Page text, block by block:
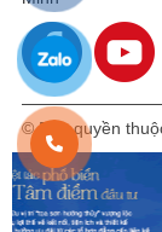
© Bản quyền